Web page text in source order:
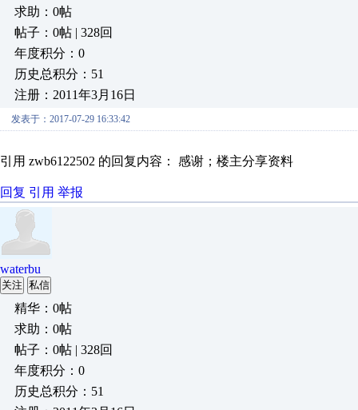
求助：0帖
帖子：0帖 | 328回
年度积分：0
历史总积分：51
注册：2011年3月16日
发表于：2017-07-29 16:33:42
引用 zwb6122502 的回复内容： 感谢；楼主分享资料
回复 引用 举报
waterbu
关注 私信
精华：0帖
求助：0帖
帖子：0帖 | 328回
年度积分：0
历史总积分：51